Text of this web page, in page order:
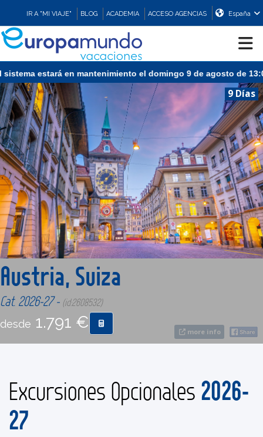
IR A "MI VIAJE" BLOG ACADEMIA ACCESO AGENCIAS España
CRUCEROS
EUROPA
ASIA
ORIENTE
PROMOCIONES
COMPRAR
estará en mantenimiento el domingo 9 de agosto de 13:00 a
9 Días
more info
Austria, Suiza
Cat. 2026-27 - (id:2608532)
desde 1.791 €
Excursiones Opcionales 2026-
27